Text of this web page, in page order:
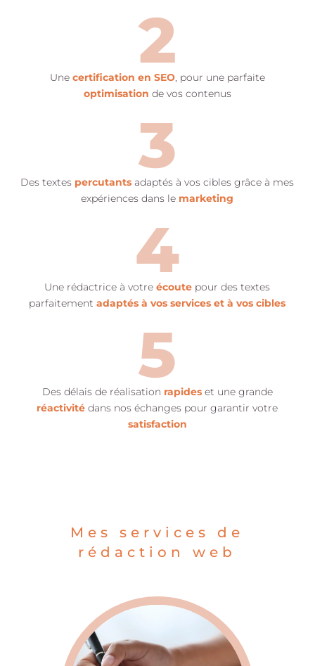
2
Une certification en SEO, pour une parfaite
optimisation de vos contenus
3
Des textes percutants adaptés à vos cibles grâce à mes
expériences dans le marketing
4
Une rédactrice à votreécoute pour des textes
parfaitementadaptés à vos services et à vos cibles
5
Des délais de réalisation rapideset une grande
réactivité dans nos échanges pour garantir votre
satisfaction
Mes services de
rédaction web